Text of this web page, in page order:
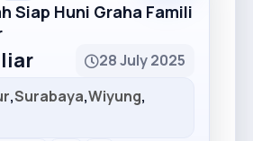
Siap Huni Graha Famili
28 July 2025
,Surabaya,Wiyung,